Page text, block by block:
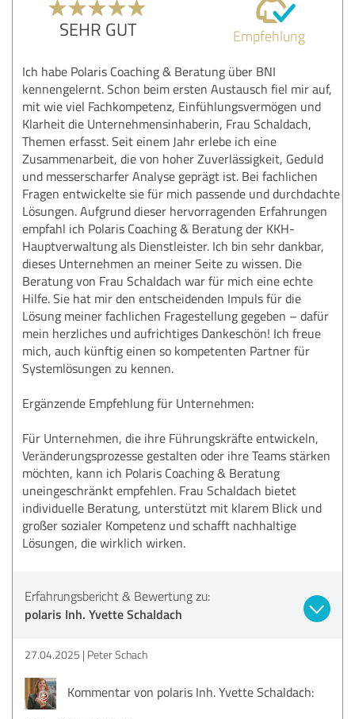
SEHR GUT Empfehlung
Ich habe Polaris Coaching & Beratung über BNI
kennengelernt. Schon beim ersten Austausch fiel mir auf,
mit wie viel Fachkompetenz, Einfühlungsvermögen und
Klarheit die Unternehmensinhaberin, Frau Schaldach,
Themen erfasst. Seit einem Jahr erlebe ich eine
Zusammenarbeit, die von hoher Zuverlässigkeit, Geduld
und messerscharfer Analyse geprägt ist. Bei fachlichen
Fragen entwickelte sie für mich passende und durchdachte
Lösungen. Aufgrund dieser hervorragenden Erfahrungen
empfahl ich Polaris Coaching & Beratung der KKH-
Hauptverwaltung als Dienstleister. Ich bin sehr dankbar,
dieses Unternehmen an meiner Seite zu wissen. Die
Beratung von Frau Schaldach war für mich eine echte
Hilfe. Sie hat mir den entscheidenden Impuls für die
Lösung meiner fachlichen Fragestellung gegeben – dafür
mein herzliches und aufrichtiges Dankeschön! Ich freue
mich, auch künftig einen so kompetenten Partner für
Systemlösungen zu kennen.
Ergänzende Empfehlung für Unternehmen:
Für Unternehmen, die ihre Führungskräfte entwickeln,
Veränderungsprozesse gestalten oder ihre Teams stärken
möchten, kann ich Polaris Coaching & Beratung
uneingeschränkt empfehlen. Frau Schaldach bietet
individuelle Beratung, unterstützt mit klarem Blick und
großer sozialer Kompetenz und schafft nachhaltige
Lösungen, die wirklich wirken.
Erfahrungsbericht & Bewertung zu:
polaris Inh. Yvette Schaldach
27.04.2025 Peter Schach
Kommentar von polaris Inh. Yvette Schaldach: